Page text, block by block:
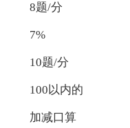
8题/分
7%
10题/分
100以内的
加减口算